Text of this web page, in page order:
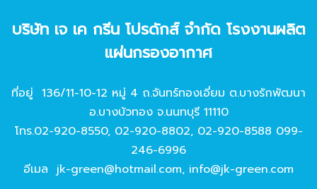
บริษัท เจ เค กรีน โปรดักส์ จํากัด โรงงานผลิต
แผ่นกรองอากาศ
ที่อยู่ 136/11-10-12 หมู่ 4 ถ.จันทร์ทองเอี่ยม ต.บางรักพัฒนา
อ.บางบัวทอง จ.นนทบุรี 11110
โทร.02-920-8550, 02-920-8802, 02-920-8588 099-
246-6996
อีเมล jk-green@hotmail.com, info@jk-green.com